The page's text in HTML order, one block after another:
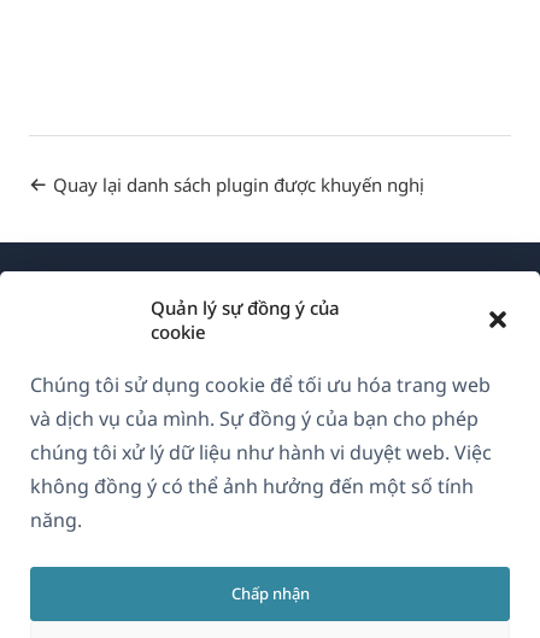
Quản lý sự đồng ý của
cookie
Chúng tôi sử dụng cookie để tối ưu hóa trang web
và dịch vụ của mình. Sự đồng ý của bạn cho phép
chúng tôi xử lý dữ liệu như hành vi duyệt web. Việc
không đồng ý có thể ảnh hưởng đến một số tính
năng.
Chấp nhận
Quay lại danh sách plugin được khuyến nghị
Vietnamese
GDPR & Chính sách Bảo mật
Tham gia đội ngũ của chúng tôi(mở
mới)
trong
cửa
sổ
trong
cửa
sổ
trong
sổ